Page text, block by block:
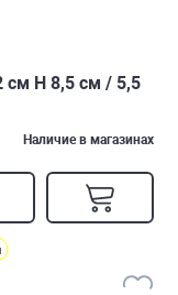
см H 8,5 см / 5,5
Наличие в магазинах